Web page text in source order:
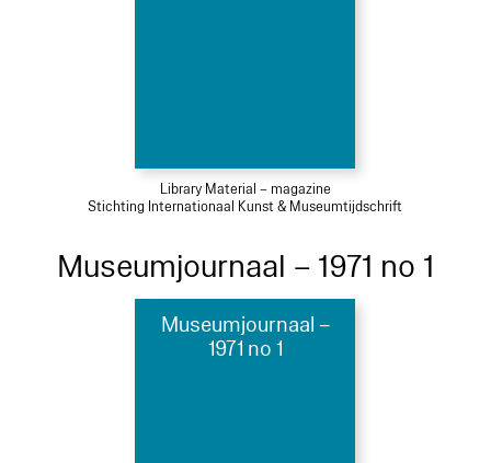
Library Material – magazine
Stichting Internationaal Kunst & Museumtijdschrift
Museumjournaal – 1971 no 1
Museumjournaal –
1971 no 1